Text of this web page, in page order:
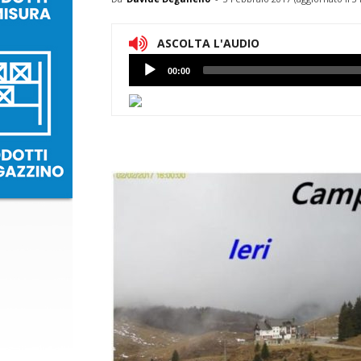
ASCOLTA L'AUDIO
Lettore
Audio
00:00